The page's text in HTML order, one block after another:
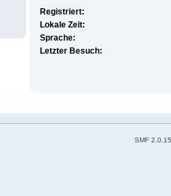
Registriert:
Lokale Zeit:
Sprache:
Letzter Besuch:
SMF 2.0.15